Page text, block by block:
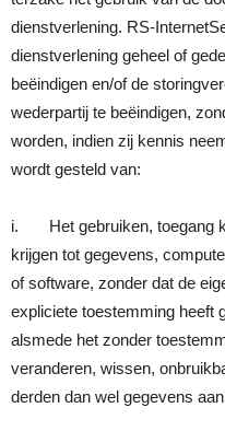
dienstverlening. RS-
dienstverlening geheel of
beëindigen en/of de
wederpartij te beëindigen,
worden, indien zij kennis
wordt gesteld van:
i. Het gebruiken, toegang
krijgen tot gegevens,
of software, zonder dat de
expliciete toestemming heeft
alsmede het zonder
veranderen, wissen,
derden dan wel gegevens